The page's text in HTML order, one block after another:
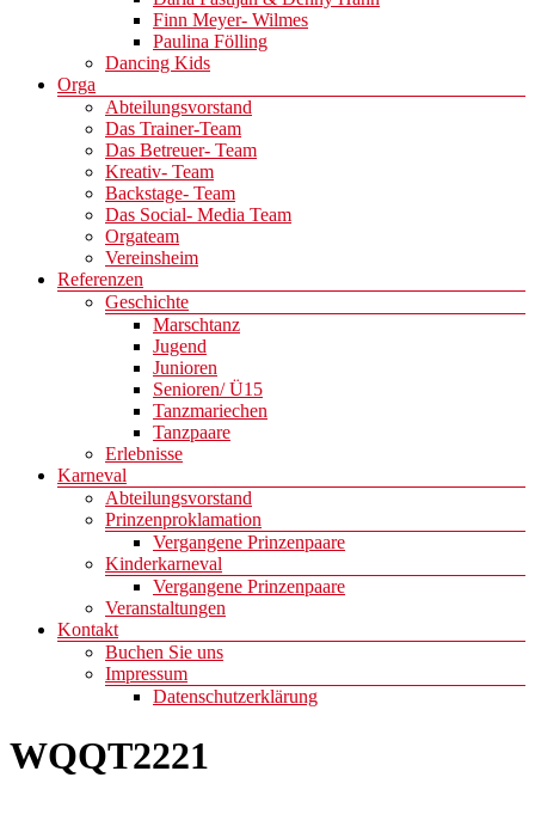
Finn Meyer- Wilmes
Paulina Fölling
Dancing Kids
Orga
Abteilungsvorstand
Das Trainer-Team
Das Betreuer- Team
Kreativ- Team
Backstage- Team
Das Social- Media Team
Orgateam
Vereinsheim
Referenzen
Geschichte
Marschtanz
Jugend
Junioren
Senioren/ Ü15
Tanzmariechen
Tanzpaare
Erlebnisse
Karneval
Abteilungsvorstand
Prinzenproklamation
Vergangene Prinzenpaare
Kinderkarneval
Vergangene Prinzenpaare
Veranstaltungen
Kontakt
Buchen Sie uns
Impressum
Datenschutzerklärung
WQQT2221